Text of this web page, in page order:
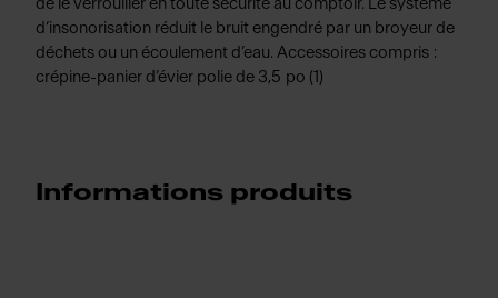
de le verrouiller en toute sécurité au comptoir. Le système
d’insonorisation réduit le bruit engendré par un broyeur de
déchets ou un écoulement d’eau. Accessoires compris :
crépine-panier d’évier polie de 3,5 po (1)
Informations produits